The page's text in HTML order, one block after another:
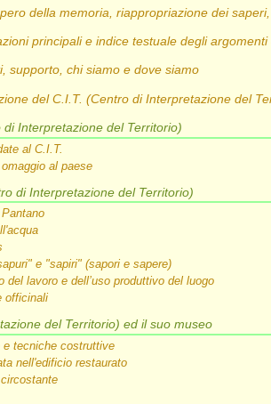
della memoria, riappropriazione dei
principali e indice testuale degli
supporto, chi siamo e dove siamo
del C.I.T. (Centro di Interpretazione del
Interpretazione del Territorio)
al C.I.T.
al paese
di Interpretazione del Territorio)
e "sapiri" (sapori e sapere)
del lavoro e dell’uso produttivo del luogo
officinali
del Territorio) ed il suo museo
e tecniche costruttive
nell'edificio restaurato